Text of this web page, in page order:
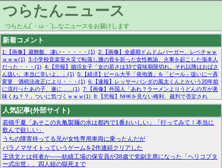
つらたんニュース
つらたん(´・ω・`)...なニュースをお届けします
新着コメント
1:【画像】避難飯、凄い・・・・・(1) 2:【画像】全盛期ドムドムバーガー、レベチｗｗ
ｗｗｗ(1) 3:小学校音楽室火災で転落し腰の骨を折った女性教諭、火事を起こした張本人
だった・・・(1) 4:【悲報】婚活女子「女の若さは33で賞味期限切れ。それ以降はおばさ
ん扱い。本当に辛いよ。」(1) 5:【経済】ビール大手「発泡酒」を「ビール」扱いに一斉
変更 酒税法改正により・・・(1) 6:【速報】レッサーパンダの風太くんとかいう20年前
に流行ったあの子、遂に……(1) 7:【画像】外国人「あれ？ラーメンよりうどんの方が美
味くね？？」ついに気づくｗｗｗ(1) 8:【悲報】NHKを見ない権利、裁判で否定され
る・・・(1) 9:欧州委員長「原発縮小は間違いでした」(1) 10:【悲報】日本企業の人手不
足、限界突破 52%「正社員も足りてません…」(1)
人気記事(外部サイト)
若槻千夏「あそこの丸亀製麺の水は都内で1番おいしい」「行ってみて！本当に
飲んで欲しい」
うちの障害持ってる兄が女性専用車両に乗ったんだが
パラノマサイトっていうゲームを2作連続クリアした
王洪文とは何者か——紡績工場の保安員が38歳で党副主席になった「ヘリコプタ
ー式出世」、四人組の獄死まで